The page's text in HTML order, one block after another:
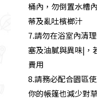
桶內，勿倒置水槽
蒂及亂吐檳榔汁
7.請勿在浴室內清
塞及油膩與異味|，
費用
8.請務必配合園區
你的帳篷也減少對